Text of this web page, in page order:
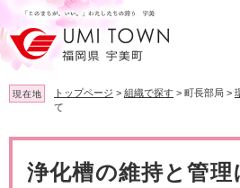
ー
ジ
の
先
頭
す
ニ
ュ
ー
を
飛
し
文字サイズ 標準 拡大
背景色変更 白 黒 青
現在地 トップページ > 組織で探す > 町長部局 >
て
浄化槽の維持と管